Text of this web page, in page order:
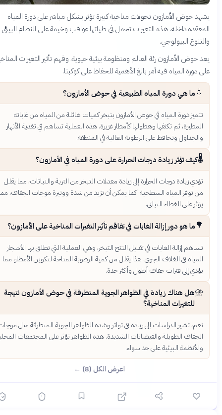
حوض الأمازون تحولات مناخية كبيرة تؤثر بشكل مباشر على دورة المياه
داخله. هذه التغيرات تحمل في طياتها عواقب وخيمة على النظام البيئي
البيولوجي.
حوض الأمازون رئة العالم ومنظومة بيئية حيوية، وفهم تأثير التغيرات المناخية
دورة المياه فيه أمر بالغ الأهمية للحفاظ على كوكبنا.
ما هي دورة المياه الطبيعية في حوض الأمازون؟
تتميز دورة المياه في حوض الأمازون بتبخر كميات هائلة من المياه من غاباته
المطيرة، ثم تكثفها وهطولها كأمطار غزيرة. هذه العملية تساهم في تغذية الأنهار
والجداول وتحافظ على الرطوبة العالية في المنطقة.
كيف تؤثر زيادة درجات الحرارة على دورة المياه في الأمازون؟
تؤدي زيادة درجات الحرارة إلى زيادة معدلات التبخر من التربة والنباتات، مما يقلل
من توفر المياه السطحية. كما يمكن أن تزيد من شدة ووتيرة موجات الجفاف، مما
يؤثر على الغطاء النباتي.
ما هو دور إزالة الغابات في تفاقم تأثير التغيرات المناخية على الأمازون؟
تساهم إزالة الغابات في تقليل النتح التبخر، وهي العملية التي تطلق بها الأشجار
المياه في الغلاف الجوي. هذا يقلل من كمية الرطوبة المتاحة لتكوين الأمطار، مما
يؤدي إلى فترات جفاف أطول وأكثر حدة.
هل هناك زيادة في الظواهر الجوية المتطرفة في حوض الأمازون نتيجة
للتغيرات المناخية؟
نعم، تشير الدراسات إلى زيادة في تواتر وشدة الظواهر الجوية المتطرفة مثل موجات
الجفاف الطويلة والفيضانات الشديدة. هذه الظواهر تؤثر على المجتمعات المحلية
والأنظمة البيئية على حد سواء.
اعرض الكل (8) ←